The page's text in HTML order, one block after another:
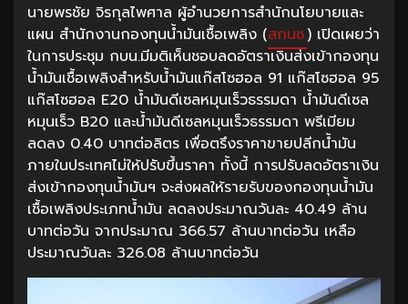
นายพรชัย จิรกุลไพศาล ผู้อำนวยการสำนักนโยบายและ
แผน สำนักงานกองทุนน้ำมันเชื้อเพลิง (สกนช.) เปิดเผยว่า
ในการประชุม กบน.มีมติเห็นชอบลดอัตราเงินส่งเข้ากองทุน
น้ำมันเชื้อเพลิงสำหรับน้ำมันแก๊สโซฮอล 91 แก๊สโซฮอล 95
แก๊สโซฮอล E20 น้ำมันดีเซลหมุนเร็วธรรมดา น้ำมันดีเซล
หมุนเร็ว B20 และน้ำมันดีเซลหมุนเร็วธรรมดา พรีเมียม
ลดลง 0.40 บาทต่อลิตร เพื่อตรึงราคาขายปลีกน้ำมัน
ภายในประเทศไม่ให้ปรับขึ้นราคา ทั้งนี้ การปรับลดอัตราเงิน
ส่งเข้ากองทุนน้ำมันฯ จะส่งผลให้รายรับของกองทุนน้ำมัน
เชื้อเพลิงประเภทน้ำมัน ลดลงประมาณวันละ 40.49 ล้าน
บาทต่อวัน จากประมาณ 366.57 ล้านบาทต่อวัน เหลือ
ประมาณวันละ 326.08 ล้านบาทต่อวัน